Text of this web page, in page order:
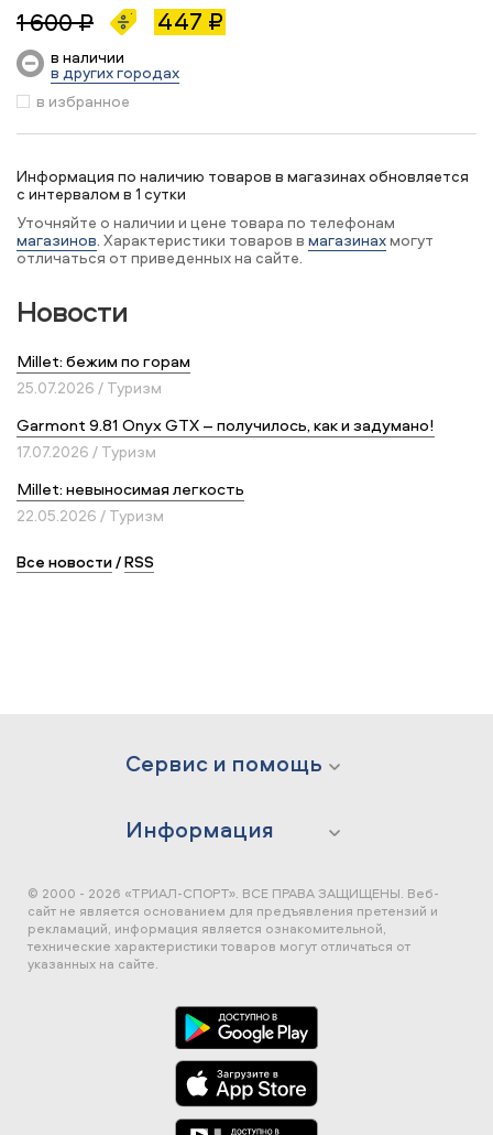
1 600 ₽ 447 ₽
в наличии
в других городах
в избранное
Информация по наличию товаров в магазинах обновляется
с интервалом в 1 сутки
Уточняйте о наличии и цене товара по телефонам
магазинов. Характеристики товаров в магазинахмогут
отличаться от приведенных на сайте.
Новости
Millet: бежим по горам
25.07.2026 / Туризм
Garmont 9.81 Onyx GTX – получилось, как и задумано!
17.07.2026 / Туризм
Millet: невыносимая легкость
22.05.2026 / Туризм
Все новости/RSS
Сервис и помощь
Информация
© 2000 - 2026 «ТРИАЛ-СПОРТ». ВСЕ ПРАВА ЗАЩИЩЕНЫ. Веб-
сайт не является основанием для предъявления претензий и
рекламаций, информация является ознакомительной,
технические характеристики товаров могут отличаться от
указанных на сайте.